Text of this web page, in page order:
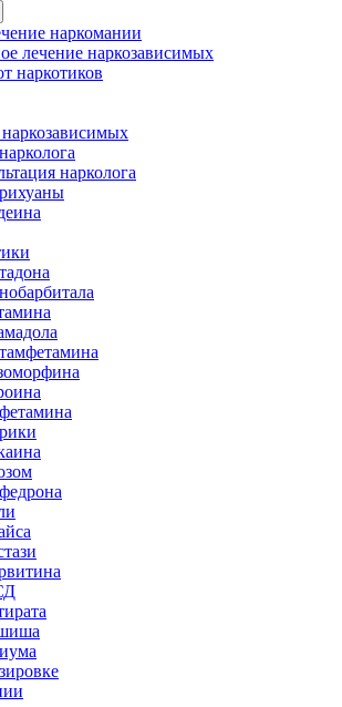
наркомании
лечение наркозависимых
наркотиков
нарколога